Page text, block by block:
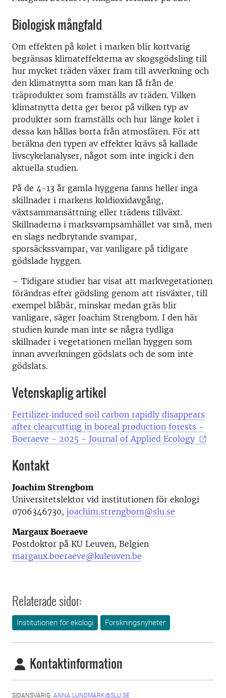
Biologisk mångfald
Om effekten på kolet i marken blir kortvarig
begränsas klimateffekterna av skogsgödsling till
hur mycket träden växer fram till avverkning och
den klimatnytta som man kan få från de
träprodukter som framställs av träden. Vilken
klimatnytta detta ger beror på vilken typ av
produkter som framställs och hur länge kolet i
dessa kan hållas borta från atmosfären. För att
beräkna den typen av effekter krävs så kallade
livscykelanalyser, något som inte ingick i den
aktuella studien.
På de 4-13 år gamla hyggena fanns heller inga
skillnader i markens koldioxidavgång,
växtsammansättning eller trädens tillväxt.
Skillnaderna i marksvampsamhället var små, men
en slags nedbrytande svampar,
sporsäckssvampar, var vanligare på tidigare
gödslade hyggen.
– Tidigare studier har visat att markvegetationen
förändras efter gödsling genom att risväxter, till
exempel blåbär, minskar medan gräs blir
vanligare, säger Joachim Strengbom. I den här
studien kunde man inte se några tydliga
skillnader i vegetationen mellan hyggen som
innan avverkningen gödslats och de som inte
gödslats.
Vetenskaplig artikel
Fertilizer‐induced soil carbon rapidly disappears
after clearcutting in boreal production forests -
Boeraeve - 2025 - Journal of Applied Ecology
Kontakt
Joachim Strengbom
Universitetslektor vid institutionen för ekologi
0706346730, joachim.strengbom@slu.se
Margaux Boeraeve
Postdoktor på KU Leuven, Belgien
margaux.boeraeve@kuleuven.be
Relaterade sidor:
Institutionen för ekologi Forskningsnyheter
Kontaktinformation
SIDANSVARIG: ANNA.LUNDMARK@SLU.SE